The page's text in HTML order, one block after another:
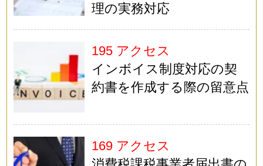
理の実務対応
195 アクセス
インボイス制度対応の契
約書を作成する際の留意点
169 アクセス